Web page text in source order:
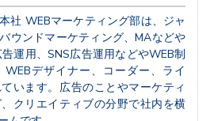
社 WEBマーケティング部は、ジャ
ウンドマーケティング、MAなどや
運用、SNS広告運用などやWEB制
デザイナー、コーダー、ライ
います。広告のことやマーケティ
クリエイティブの分野で社内を横